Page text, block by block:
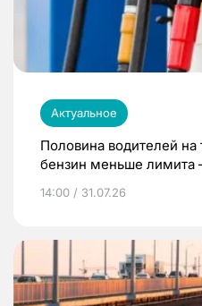
Актуальное
Половина водителей
бензин меньше
14:00 / 31.07.26